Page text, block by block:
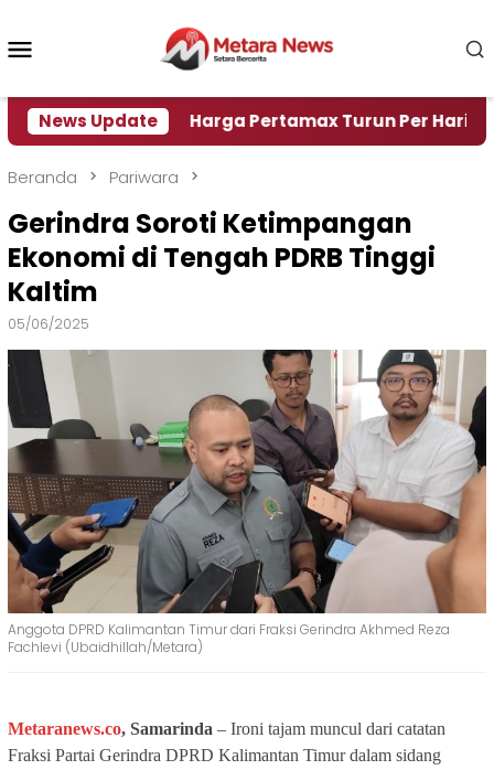
konten
News Update
Air Harga Pertamax Turun Per Hari Ini, Segini
Beranda Pariwara
Gerindra Soroti Ketimpangan
Ekonomi di Tengah PDRB Tinggi
Kaltim
05/06/2025
Anggota DPRD Kalimantan Timur dari Fraksi Gerindra Akhmed Reza
Fachlevi (Ubaidhillah/Metara)
Metaranews.co, Samarinda – Ironi tajam muncul dari catatan
Fraksi Partai Gerindra DPRD Kalimantan Timur dalam sidang